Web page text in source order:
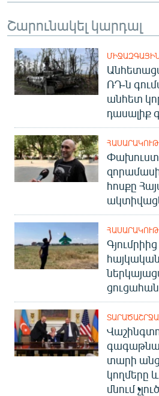
Շարունակել կարդալ
ՌԴ-ն
անհետ
դասալիք
Փախուստ
հոսքը
տարի
կողմերը
մնում